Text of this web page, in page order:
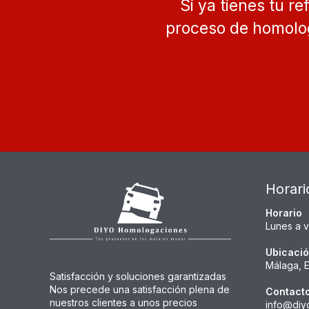
Si ya tienes tu
proceso de
Satisfacción y soluciones garantizadas
Nos precede una satisfacción plena de
nuestros clientes a unos precios
Horario
Lunes a
Málaga,